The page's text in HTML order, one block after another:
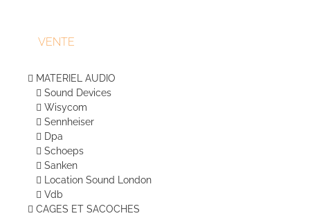
VENTE
MATERIEL AUDIO
Sound Devices
Wisycom
Sennheiser
Dpa
Schoeps
Sanken
Location Sound London
Vdb
CAGES ET SACOCHES